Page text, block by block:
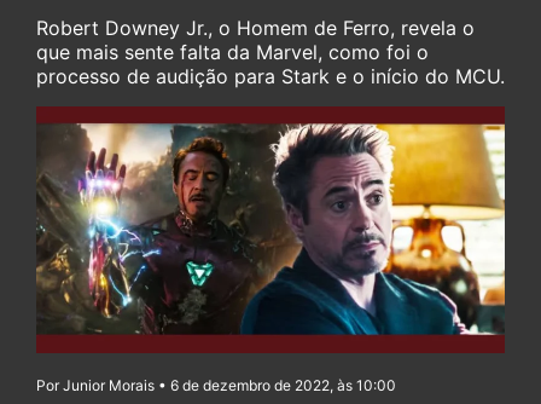
Robert Downey Jr., o Homem de Ferro, revela o
que mais sente falta da Marvel, como foi o
processo de audição para Stark e o início do MCU.
Por Junior Morais • 6 de dezembro de 2022, às 10:00